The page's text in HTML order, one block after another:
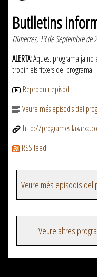
Butlletins
Dimecres, 13 de Septembre de
ALERTA:Aquest programa ja no
trobin els fitxers del programa.
Reproduir episodi
Veure més episodis del
http://
RSS feed
Veure altres